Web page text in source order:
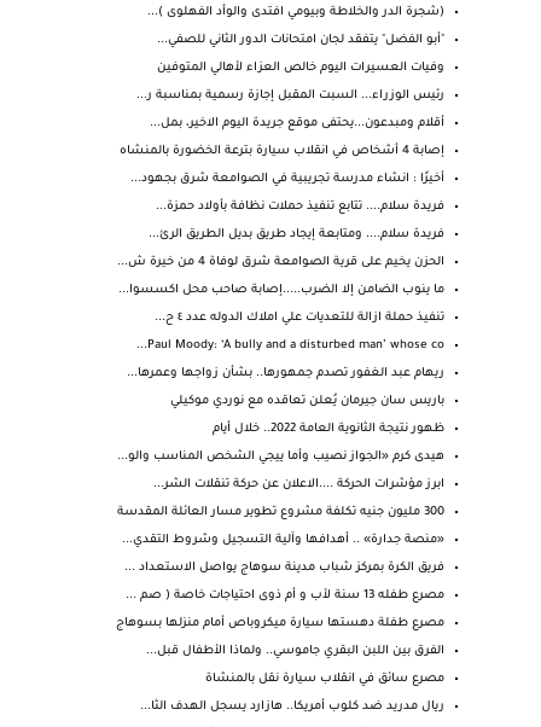
(شجرة الدر والخلاطة وبيومي افتدى والوأد الفهلوى )...
"أبو الفضل" يتفقد لجان امتحانات الدور الثاني للصفي...
وفيات العسيرات اليوم خالص العزاء لأهالي المتوفين
رئيس الوزراء... السبت المقبل إجازة رسمية بمناسبة ر...
أقلام ومبدعون...يحتفى موقع جريدة اليوم الاخير، بمل...
إصابة 4 أشخاص في انقلاب سيارة بترعة الخضورة بالمنشاه
أخيرًا : انشاء مدرسة تجريبية في الصوامعة شرق بجهود...
فريدة سلام.... تتابع تنفيذ حملات نظافة بأولاد حمزة...
فريدة سلام.... ومتابعة إيجاد طريق بديل الطريق الرئ...
الحزن يخيم على قرية الصوامعة شرق لوفاة 4 من خيرة ش...
ما ينوب الضامن إلا الضرب.....إصابة صاحب محل اكسسوا...
تنفيذ حملة ازالة للتعديات علي املاك الدوله عدد ٤ ح...
Paul Moody: ‘A bully and a disturbed man’ whose co...
ريهام عبد الغفور تصدم جمهورها.. بشأن زواجها وعمرها...
باريس سان جيرمان يُعلن تعاقده مع نوردي موكيلي
ظهور نتيجة الثانوية العامة 2022.. خلال أيام
هيدى كرم «الجواز نصيب وأما ييجي الشخص المناسب والو...
ابرز مؤشرات الحركة ....الاعلان عن حركة تنقلات الشر...
300 مليون جنيه تكلفة مشروع تطوير مسار العائلة المقدسة
«منصة جدارة» .. أهدافها وآلية التسجيل وشروط التقدي...
فريق الكرة بمركز شباب مدينة سوهاج يواصل الاستعداد ...
مصرع طفله 13 سنة لأب و أم ذوى احتياجات خاصة ( صم ...
مصرع طفلة دهستها سيارة ميكروباص أمام منزلها بسوهاج
الفرق بين اللبن البقري جاموسي.. ولماذا الأطفال قبل...
مصرع سائق في انقلاب سيارة نقل بالمنشاة
ريال مدريد ضد كلوب أمريكا.. هازارد يسجل الهدف الثا...